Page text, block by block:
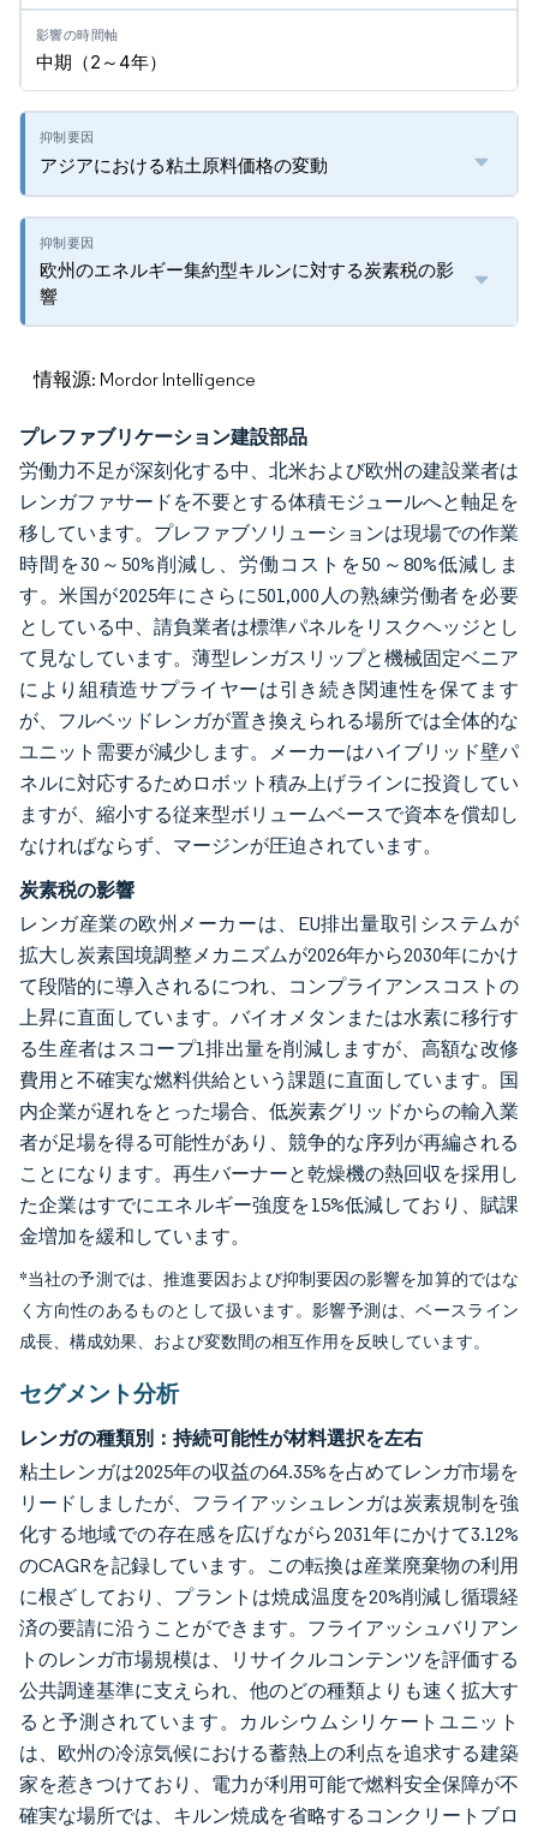
中期（2～4年）
アジアにおける粘土原料価格の変動
欧州のエネルギー集約型キルンに対する炭素税の影
響
情報源: Mordor Intelligence
プレファブリケーション建設部品
労働力不足が深刻化する中、北米および欧州の建設業者は
レンガファサードを不要とする体積モジュールへと軸足を
移しています。プレファブソリューションは現場での作業
時間を30～50%削減し、労働コストを50～80%低減しま
す。米国が2025年にさらに501,000人の熟練労働者を必要
としている中、請負業者は標準パネルをリスクヘッジとし
て見なしています。薄型レンガスリップと機械固定ベニア
により組積造サプライヤーは引き続き関連性を保てます
が、フルベッドレンガが置き換えられる場所では全体的な
ユニット需要が減少します。メーカーはハイブリッド壁パ
ネルに対応するためロボット積み上げラインに投資してい
ますが、縮小する従来型ボリュームベースで資本を償却し
なければならず、マージンが圧迫されています。
炭素税の影響
レンガ産業の欧州メーカーは、EU排出量取引システムが
拡大し炭素国境調整メカニズムが2026年から2030年にかけ
て段階的に導入されるにつれ、コンプライアンスコストの
上昇に直面しています。バイオメタンまたは水素に移行す
る生産者はスコープ1排出量を削減しますが、高額な改修
費用と不確実な燃料供給という課題に直面しています。国
内企業が遅れをとった場合、低炭素グリッドからの輸入業
者が足場を得る可能性があり、競争的な序列が再編される
ことになります。再生バーナーと乾燥機の熱回収を採用し
た企業はすでにエネルギー強度を15%低減しており、賦課
金増加を緩和しています。
*当社の予測では、推進要因および抑制要因の影響を加算的ではな
く方向性のあるものとして扱います。影響予測は、ベースライン
成長、構成効果、および変数間の相互作用を反映しています。
セグメント分析
レンガの種類別：持続可能性が材料選択を左右
粘土レンガは2025年の収益の64.35%を占めてレンガ市場を
リードしましたが、フライアッシュレンガは炭素規制を強
化する地域での存在感を広げながら2031年にかけて3.12%
のCAGRを記録しています。この転換は産業廃棄物の利用
に根ざしており、プラントは焼成温度を20%削減し循環経
済の要請に沿うことができます。フライアッシュバリアン
トのレンガ市場規模は、リサイクルコンテンツを評価する
公共調達基準に支えられ、他のどの種類よりも速く拡大す
ると予測されています。カルシウムシリケートユニット
は、欧州の冷涼気候における蓄熱上の利点を追求する建築
家を惹きつけており、電力が利用可能で燃料安全保障が不
確実な場所では、キルン焼成を省略するコンクリートブロ